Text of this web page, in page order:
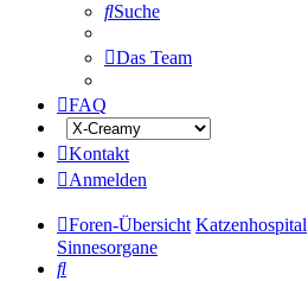
Suche
Das Team
FAQ
Kontakt
Anmelden
Foren-Übersicht Katzenhospital
Sinnesorgane
Suche